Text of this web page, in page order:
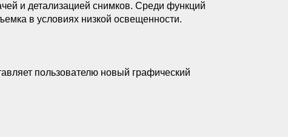
и детализацией снимков. Среди функций
в условиях низкой освещенности.
пользователю новый графический